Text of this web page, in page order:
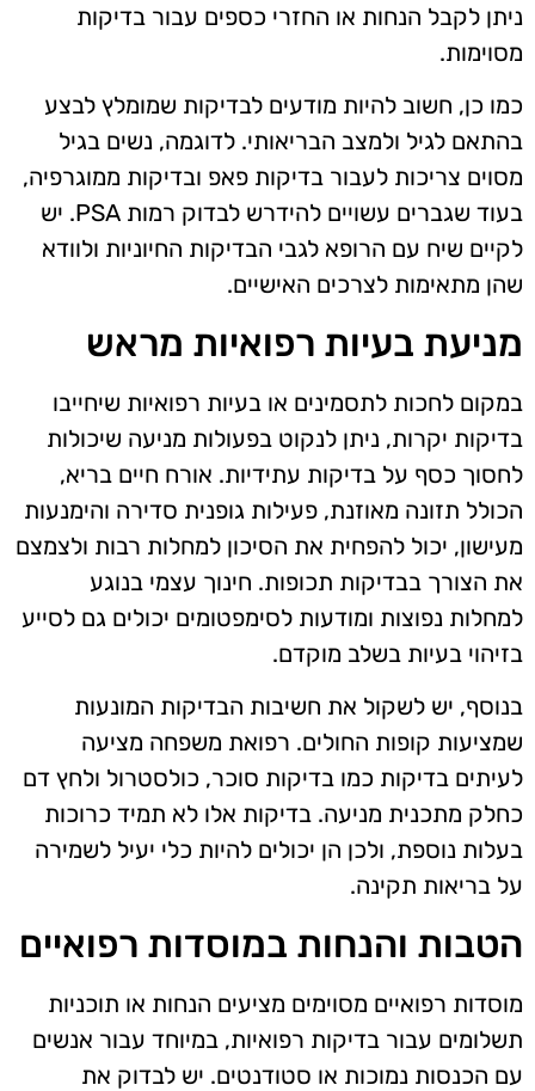
ניתן לקבל הנחות או החזרי כספים עבור בדיקות
מסוימות.
כמו כן, חשוב להיות מודעים לבדיקות שמומלץ לבצע
בהתאם לגיל ולמצב הבריאותי. לדוגמה, נשים בגיל
מסוים צריכות לעבור בדיקות פאפ ובדיקות ממוגרפיה,
בעוד שגברים עשויים להידרש לבדוק רמות PSA. יש
לקיים שיח עם הרופא לגבי הבדיקות החיוניות ולוודא
שהן מתאימות לצרכים האישיים.
מניעת בעיות רפואיות מראש
במקום לחכות לתסמינים או בעיות רפואיות שיחייבו
בדיקות יקרות, ניתן לנקוט בפעולות מניעה שיכולות
לחסוך כסף על בדיקות עתידיות. אורח חיים בריא,
הכולל תזונה מאוזנת, פעילות גופנית סדירה והימנעות
מעישון, יכול להפחית את הסיכון למחלות רבות ולצמצם
את הצורך בבדיקות תכופות. חינוך עצמי בנוגע
למחלות נפוצות ומודעות לסימפטומים יכולים גם לסייע
בזיהוי בעיות בשלב מוקדם.
בנוסף, יש לשקול את חשיבות הבדיקות המונעות
שמציעות קופות החולים. רפואת משפחה מציעה
לעיתים בדיקות כמו בדיקות סוכר, כולסטרול ולחץ דם
כחלק מתכנית מניעה. בדיקות אלו לא תמיד כרוכות
בעלות נוספת, ולכן הן יכולים להיות כלי יעיל לשמירה
על בריאות תקינה.
הטבות והנחות במוסדות רפואיים
מוסדות רפואיים מסוימים מציעים הנחות או תוכניות
תשלומים עבור בדיקות רפואיות, במיוחד עבור אנשים
עם הכנסות נמוכות או סטודנטים. יש לבדוק את